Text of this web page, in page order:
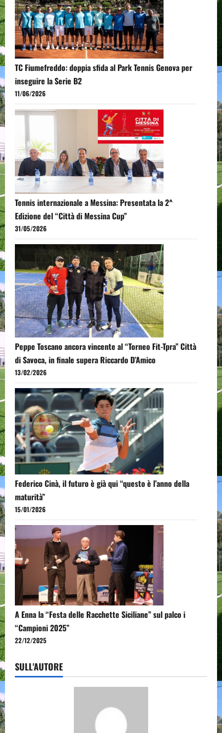
TC Fiumefreddo: doppia sfida al Park Tennis Genova per
inseguire la Serie B2
11/06/2026
Tennis internazionale a Messina: Presentata la 2^
Edizione del “Città di Messina Cup”
31/05/2026
Peppe Toscano ancora vincente al “Torneo Fit-Tpra” Città
di Savoca, in finale supera Riccardo D’Amico
13/02/2026
Federico Cinà, il futuro è già qui “questo è l’anno della
maturità”
15/01/2026
A Enna la “Festa delle Racchette Siciliane” sul palco i
“Campioni 2025”
22/12/2025
SULL'AUTORE